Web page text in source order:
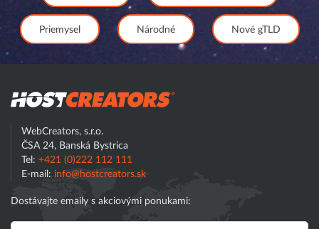
Priemysel Národné Nové gTLD
WebCreators, s.r.o.
ČSA 24, Banská Bystrica
Tel: +421 (0)222 112 111
E-mail: info@hostcreators.sk
Dostávajte emaily s akciovými ponukami: